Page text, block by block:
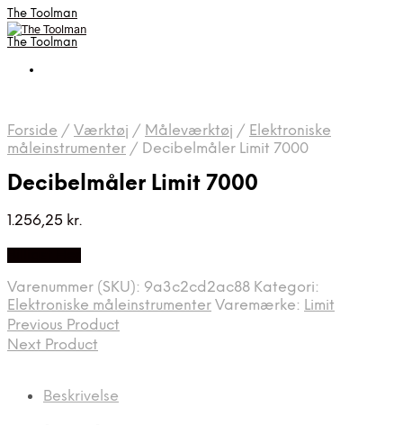
The Toolman
The Toolman
Forside / Værktøj / Måleværktøj / Elektroniske
måleinstrumenter / Decibelmåler Limit 7000
Decibelmåler Limit 7000
1.256,25 kr.
Varenummer (SKU): 9a3c2cd2ac88 Kategori:
Elektroniske måleinstrumenter Varemærke: Limit
Previous Product
Next Product
Beskrivelse